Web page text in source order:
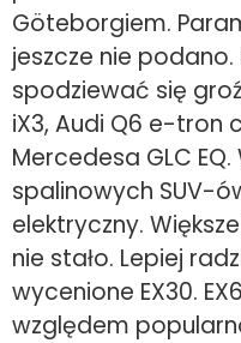
Göteborgiem.
jeszcze nie podano.
spodziewać się
iX3, Audi Q6 e-tron
Mercedesa GLC
spalinowych SUV-
elektryczny.
nie stało. Lepiej
wycenione EX30.
względem